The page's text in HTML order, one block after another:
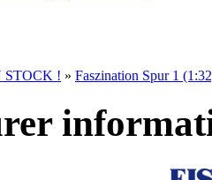
STOCK ! » Faszination Spur 1